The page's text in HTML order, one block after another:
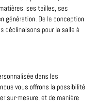
ses tailles, ses
génération. De la conception
déclinaisons pour la salle à
dans les
vous offrons la possibilité
sur-mesure, et de manière